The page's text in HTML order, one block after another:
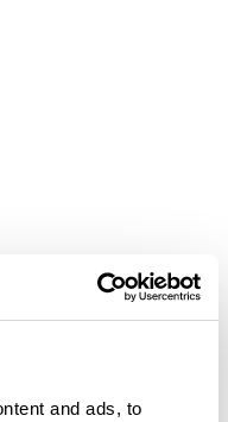
and ads, to
alcuna recensione.
una recensione!